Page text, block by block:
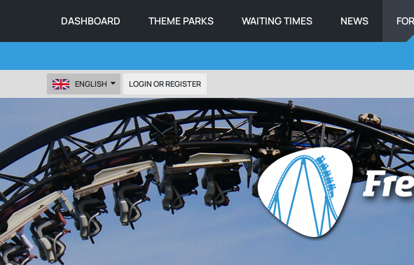
DASHBOARD THEME PARKS WAITING TIMES NEWS
ENGLISH LOGIN OR REGISTER